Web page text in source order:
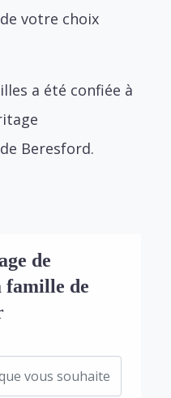
votre choix
a été confiée à
Beresford.
de
famille de